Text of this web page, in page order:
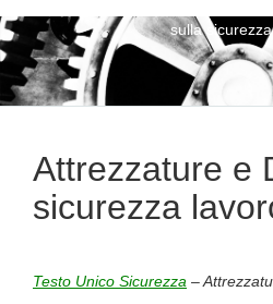
sulla sicurezza
Attrezzature e
sicurezza
Testo Unico Sicurezza –